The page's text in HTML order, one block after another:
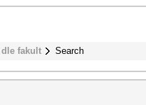
fakult Search